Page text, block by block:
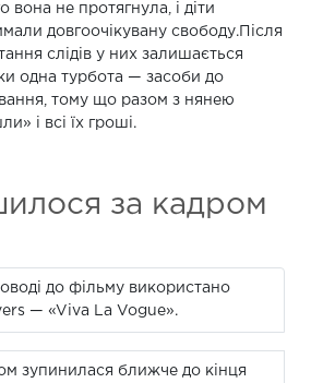
вона не протягнула, і діти
довгоочікувану свободу.Після
слідів у них залишається
одна турбота — засоби до
тому що разом з нянею
і всі їх гроші.
за кадром
до фільму використано
— «Viva La Vogue».
зупинилася ближче до кінця